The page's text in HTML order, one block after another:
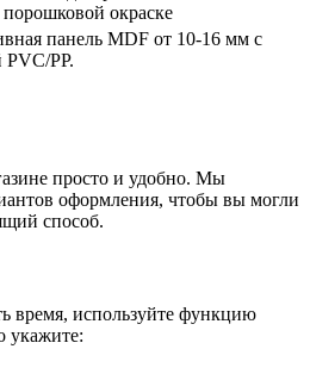
порошковой окраске
панель MDF от 10-16 мм с
PVC/PP.
просто и удобно. Мы
оформления, чтобы вы могли
способ.
время, используйте функцию
укажите: